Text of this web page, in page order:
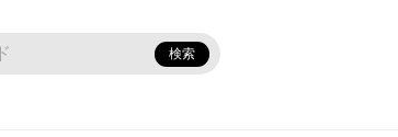
検索